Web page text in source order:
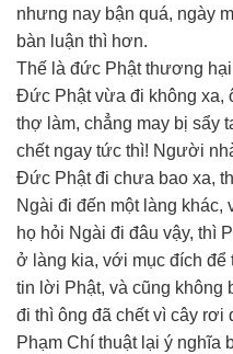
nhưng nay bận quá, ngày
bàn luận thì hơn.
Thế là đức Phật thương
Đức Phật vừa đi không xa,
thợ làm, chẳng may bị sẩy
chết ngay tức thì! Người
Đức Phật đi chưa bao xa,
Ngài đi đến một làng
họ hỏi Ngài đi đâu vậy, thì
ở làng kia, với mục đích để
tin lời Phật, và cũng không
đi thì ông đã chết vì cây rơi
Phạm Chí thuật lại ý nghĩa